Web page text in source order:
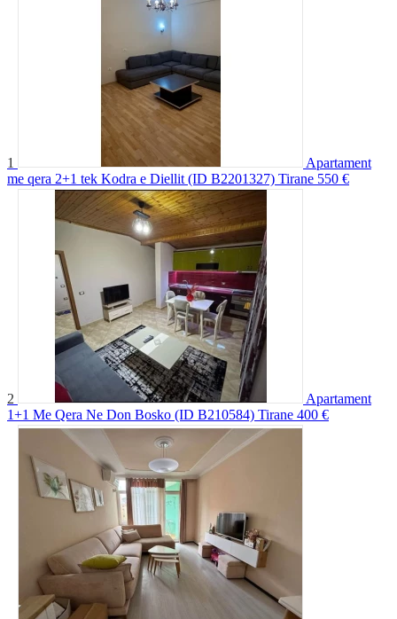
1
Apartament
me qera 2+1 tek Kodra e Diellit (ID B2201327) Tirane 550 €
2
Apartament
1+1 Me Qera Ne Don Bosko (ID B210584) Tirane 400 €